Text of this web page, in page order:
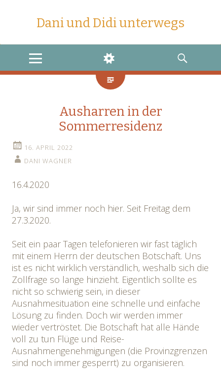
Dani und Didi unterwegs
MENU
WIDGETS
SEARCH
Ausharren in der
Sommerresidenz
16. APRIL 2022
DANI WAGNER
16.4.2020
Ja, wir sind immer noch hier. Seit Freitag dem
27.3.2020.
Seit ein paar Tagen telefonieren wir fast täglich
mit einem Herrn der deutschen Botschaft. Uns
ist es nicht wirklich verständlich, weshalb sich die
Zollfrage so lange hinzieht. Eigentlich sollte es
nicht so schwierig sein, in dieser
Ausnahmesituation eine schnelle und einfache
Lösung zu finden. Doch wir werden immer
wieder vertröstet. Die Botschaft hat alle Hände
voll zu tun Flüge und Reise-
Ausnahmengenehmigungen (die Provinzgrenzen
sind noch immer gesperrt) zu organisieren.